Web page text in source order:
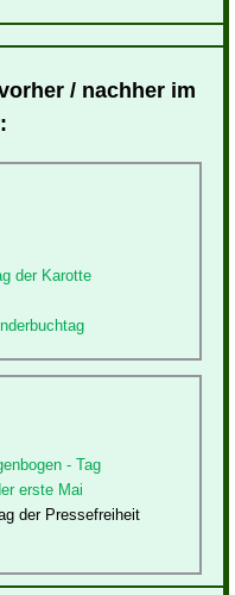
/ nachher im
der Karotte
- Tag
erste Mai
der Pressefreiheit